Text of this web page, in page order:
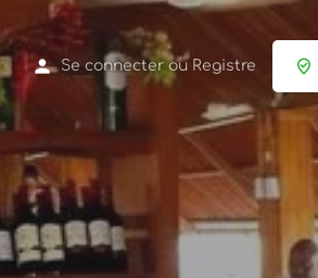
Se connecter ou Registre